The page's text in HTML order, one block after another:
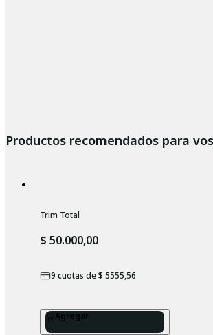
Productos recomendados para
Trim Total
$ 50.000,00
9 cuotas de$ 5555,56
Agregar